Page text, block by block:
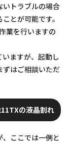
いトラブルの場合
とが可能です。
業を行いますの
ますが、起動し
ずはご相談いただ
の液晶割れ
ここでは一例と